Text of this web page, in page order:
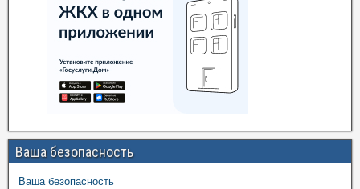
Ваша безопасность
Ваша безопасность